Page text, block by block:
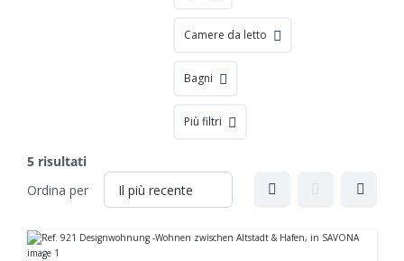
Camere da letto
Bagni
Più filtri
5 risultati
Ordina per